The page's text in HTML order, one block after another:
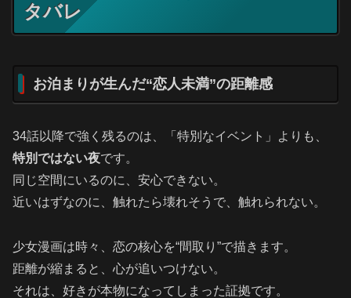
タバレ
お泊まりが生んだ“恋人未満”の距離感
34話以降で強く残るのは、「特別なイベント」よりも、
特別ではない夜です。
同じ空間にいるのに、安心できない。
近いはずなのに、触れたら壊れそうで、触れられない。
少女漫画は時々、恋の核心を“間取り”で描きます。
距離が縮まると、心が追いつけない。
それは、好きが本物になってしまった証拠です。